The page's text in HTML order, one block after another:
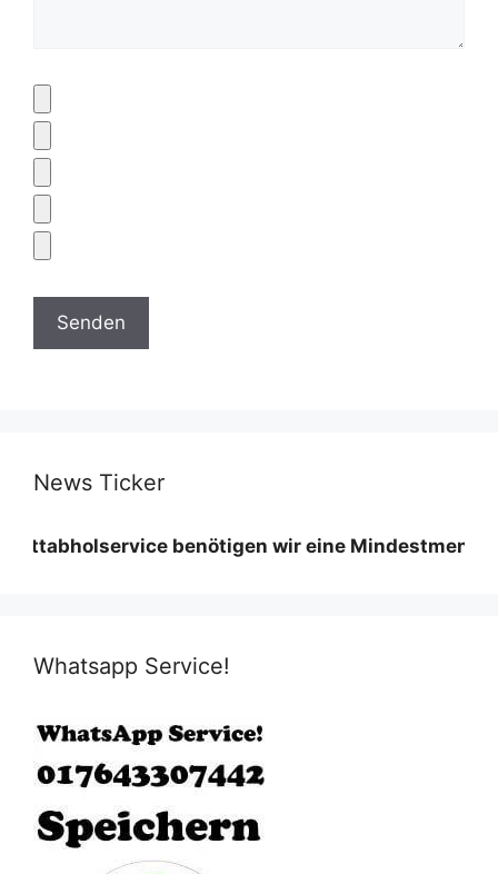
News Ticker
benötigen wir eine Mindestmenge
Whatsapp Service!